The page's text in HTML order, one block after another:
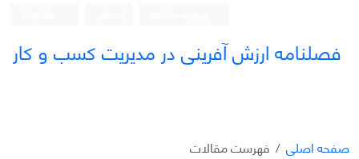
فصلنامه ارزش آفرینی در مدیریت کسب و کار
صفحه اصلی
فهرست مقالات